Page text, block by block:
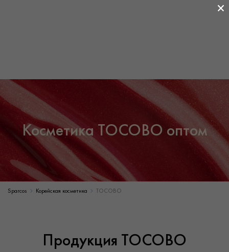
Косметика TOCOBO оптом
Sparcos Корейская косметика TOCOBO
Продукция TOCOBO
×